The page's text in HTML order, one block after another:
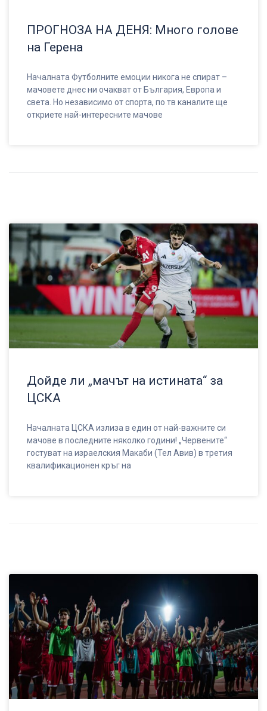
ПРОГНОЗА НА ДЕНЯ: Много голове
на Герена
Началната Футболните емоции никога не спират –
мачовете днес ни очакват от България, Европа и
света. Но независимо от спорта, по тв каналите ще
откриете най-интересните мачове
Дойде ли „мачът на истината“ за
ЦСКА
Началната ЦСКА излиза в един от най-важните си
мачове в последните няколко години! „Червените“
гостуват на израелския Макаби (Тел Авив) в третия
квалификационен кръг на